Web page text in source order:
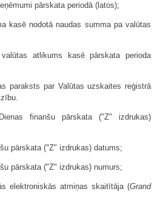
pārskata periodā (latos);
kasē nodotā naudas summa pa valūtas
atlikums kasē pārskata perioda
paraksts par Valūtas uzskaites reģistrā
finanšu pārskata ("Z" izdrukas)
pārskata ("Z" izdrukas) datums;
pārskata ("Z" izdrukas) numurs;
elektroniskās atmiņas skaitītāja (Grand